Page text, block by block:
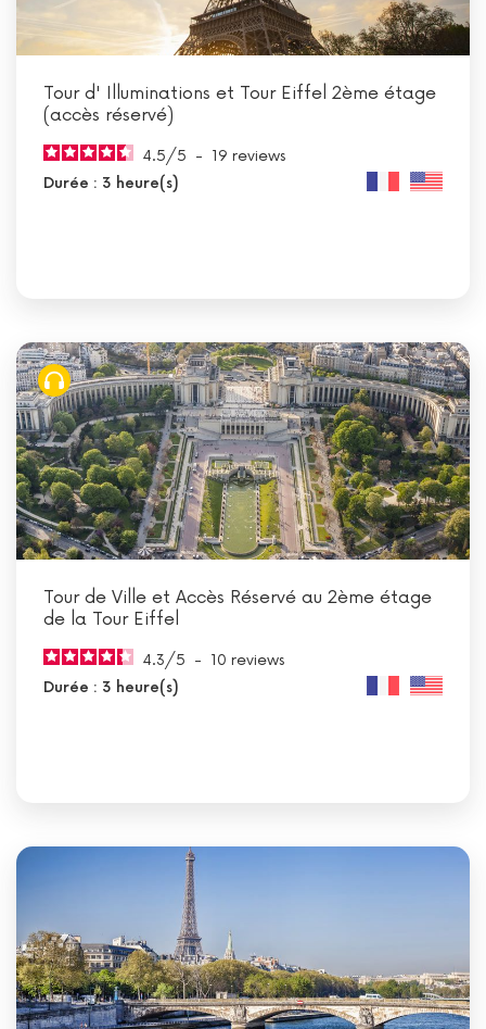
Tour d' Illuminations et Tour Eiffel 2ème étage
(accès réservé)
4.5/5 - 19 reviews
Durée : 3 heure(s)
Tour de Ville et Accès Réservé au 2ème étage
de la Tour Eiffel
4.3/5 - 10 reviews
Durée : 3 heure(s)